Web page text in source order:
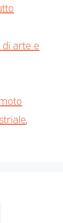
di arte e